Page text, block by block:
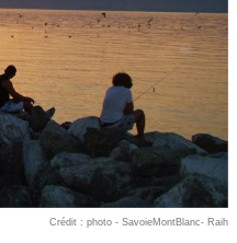
Crédit : photo - SavoieMontBlanc- Raih